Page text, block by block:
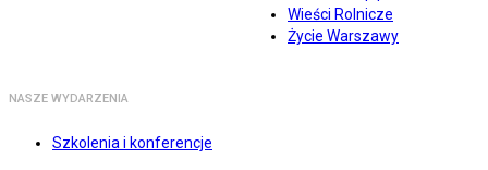
Wieści Rolnicze
Życie Warszawy
NASZE WYDARZENIA
Szkolenia i konferencje